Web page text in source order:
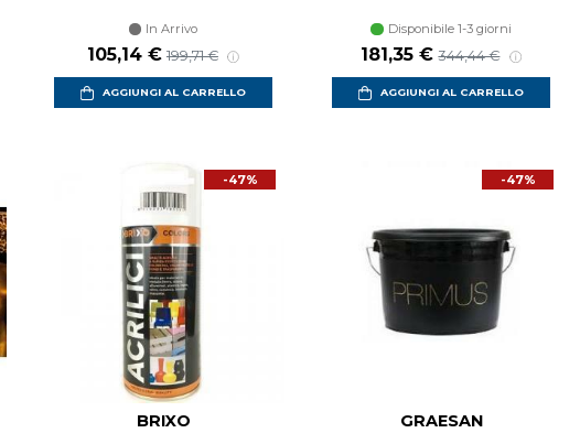
In Arrivo
105,14 € 199,71 €
AGGIUNGI AL CARRELLO
Disponibile 1-3 giorni
181,35 € 344,44 €
AGGIUNGI AL CARRELLO
-47%
BRIXO
-47%
GRAESAN